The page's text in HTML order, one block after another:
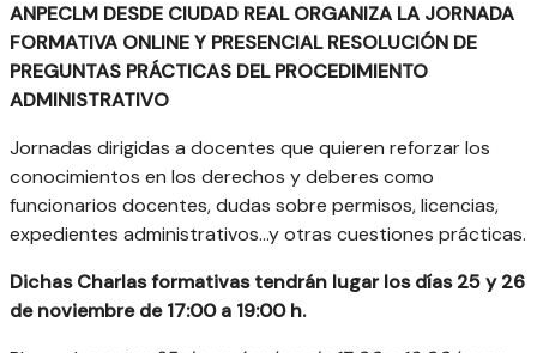
ANPECLM DESDE CIUDAD REAL ORGANIZA LA JORNADA
FORMATIVA ONLINE Y PRESENCIAL RESOLUCIÓN DE
PREGUNTAS PRÁCTICAS DEL PROCEDIMIENTO
ADMINISTRATIVO
Jornadas dirigidas a docentes que quieren reforzar los
conocimientos en los derechos y deberes como
funcionarios docentes, dudas sobre permisos, licencias,
expedientes administrativos...y otras cuestiones prácticas.
Dichas Charlas formativas tendrán lugar los días 25 y 26
de noviembre de 17:00 a 19:00 h.